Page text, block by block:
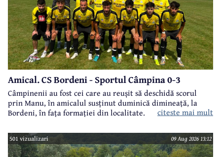
Amical. CS Bordeni - Sportul Câmpina 0-3
Câmpinenii au fost cei care au reușit să deschidă scorul
prin Manu, în amicalul susținut duminică dimineață, la
Bordeni, în fața formației din localitate.
citeste mai mult
501 vizualizari 09 Aug 2026 13:12